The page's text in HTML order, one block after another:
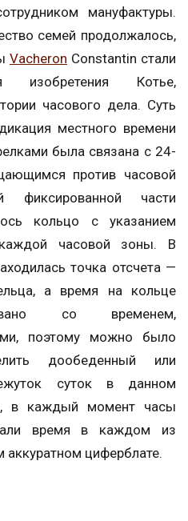
мануфактуры.
семей продолжалось,
Vacheron Constantin стали
Котье,
часового дела. Суть
местного времени
была связана с 24-
против часовой
фиксированной части
кольцо с указанием
часовой зоны. В
точка отсчета —
а время на кольце
со временем,
поэтому можно было
дообеденный или
суток в данном
в каждый момент часы
время в каждом из
циферблате.